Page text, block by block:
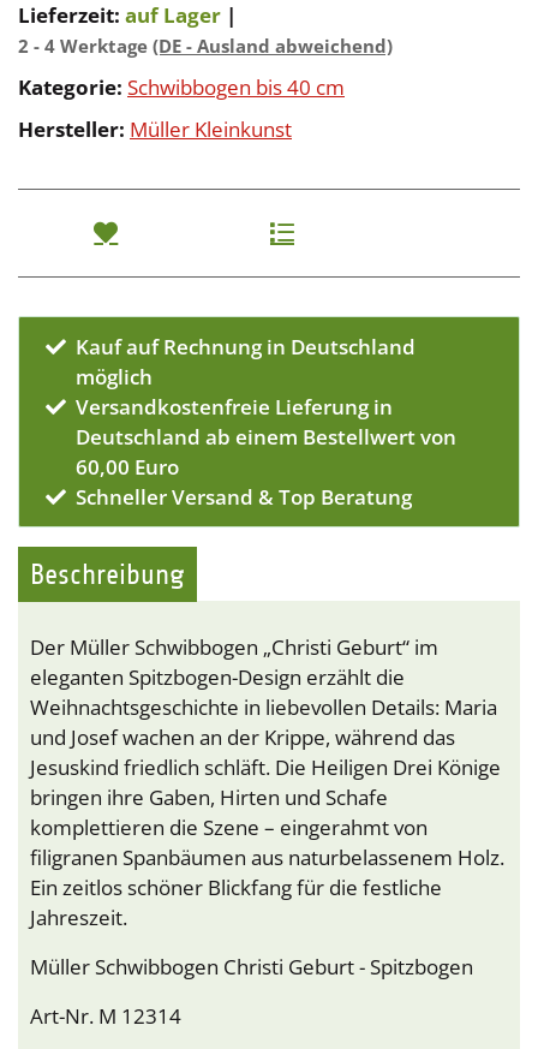
Lieferzeit: auf Lager |
2 - 4 Werktage (DE - Ausland abweichend)
Kategorie: Schwibbogen bis 40 cm
Hersteller: Müller Kleinkunst
Kauf auf Rechnung in Deutschland
möglich
Versandkostenfreie Lieferung in
Deutschland ab einem Bestellwert von
60,00 Euro
Schneller Versand & Top Beratung
Beschreibung
Der Müller Schwibbogen „Christi Geburt“ im
eleganten Spitzbogen-Design erzählt die
Weihnachtsgeschichte in liebevollen Details: Maria
und Josef wachen an der Krippe, während das
Jesuskind friedlich schläft. Die Heiligen Drei Könige
bringen ihre Gaben, Hirten und Schafe
komplettieren die Szene – eingerahmt von
filigranen Spanbäumen aus naturbelassenem Holz.
Ein zeitlos schöner Blickfang für die festliche
Jahreszeit.
Müller Schwibbogen Christi Geburt - Spitzbogen
Art-Nr. M 12314